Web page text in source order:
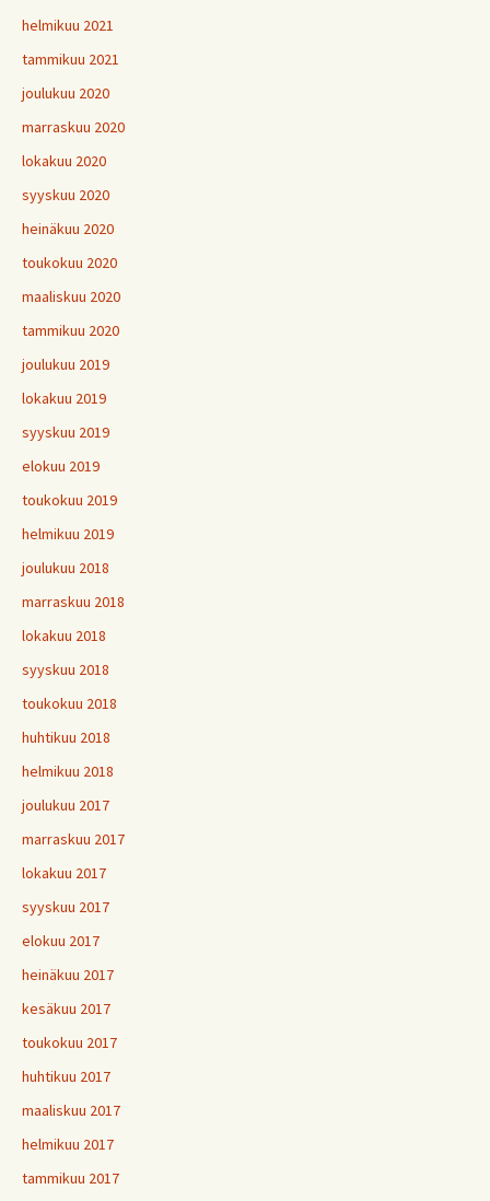
helmikuu 2021
tammikuu 2021
joulukuu 2020
marraskuu 2020
lokakuu 2020
syyskuu 2020
heinäkuu 2020
toukokuu 2020
maaliskuu 2020
tammikuu 2020
joulukuu 2019
lokakuu 2019
syyskuu 2019
elokuu 2019
toukokuu 2019
helmikuu 2019
joulukuu 2018
marraskuu 2018
lokakuu 2018
syyskuu 2018
toukokuu 2018
huhtikuu 2018
helmikuu 2018
joulukuu 2017
marraskuu 2017
lokakuu 2017
syyskuu 2017
elokuu 2017
heinäkuu 2017
kesäkuu 2017
toukokuu 2017
huhtikuu 2017
maaliskuu 2017
helmikuu 2017
tammikuu 2017